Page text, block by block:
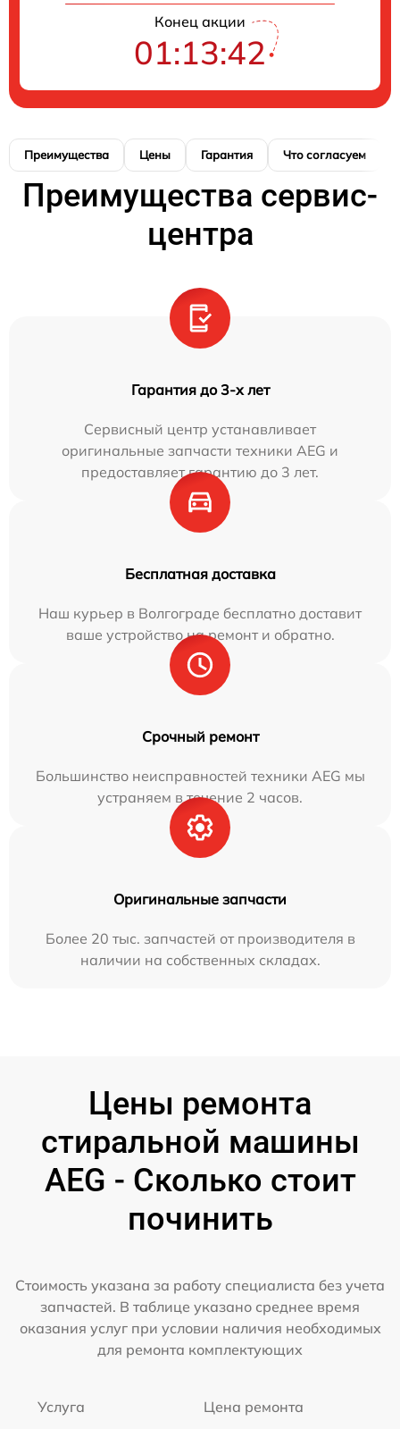
Конец акции
01:13:40
Преимущества Цены Гарантия Что согласуем
Преимущества сервис-
центра
Гарантия до 3-х лет
Сервисный центр устанавливает
оригинальные запчасти техники AEG и
предоставляет гарантию до 3 лет.
Бесплатная доставка
Наш курьер в Волгограде бесплатно доставит
ваше устройство на ремонт и обратно.
Срочный ремонт
Большинство неисправностей техники AEG мы
устраняем в течение 2 часов.
Оригинальные запчасти
Более 20 тыс. запчастей от производителя в
наличии на собственных складах.
Цены ремонта
стиральной машины
AEG - Сколько стоит
починить
Стоимость указана за работу специалиста без учета
запчастей. В таблице указано среднее время
оказания услуг при условии наличия необходимых
для ремонта комплектующих
Услуга Цена ремонта